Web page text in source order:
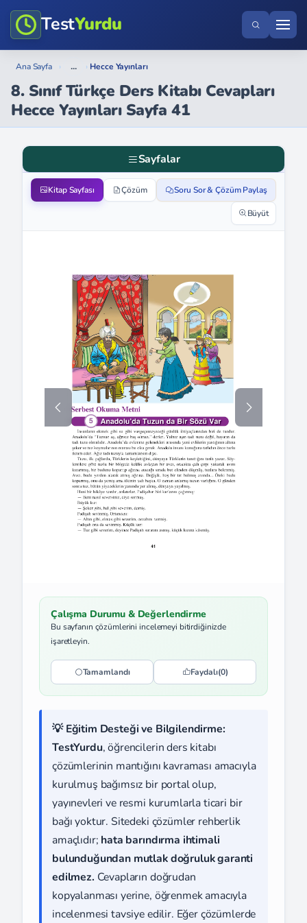
TestYurdu
Ana Sayfa › ... › Hecce Yayınları
8. Sınıf Türkçe Ders Kitabı Cevapları
Hecce Yayınları Sayfa 41
Sayfalar
Kitap Sayfası Çözüm Soru Sor & Çözüm Paylaş
Büyüt
Çalışma Durumu & Değerlendirme
Bu sayfanın çözümlerini incelemeyi bitirdiğinizde
işaretleyin.
Tamamlandı Faydalı(0)
💡 Eğitim Desteği ve Bilgilendirme:
TestYurdu, öğrencilerin ders kitabı
çözümlerinin mantığını kavraması amacıyla
kurulmuş bağımsız bir portal olup,
yayınevleri ve resmi kurumlarla ticari bir
bağı yoktur. Sitedeki çözümler rehberlik
amaçlıdır; hata barındırma ihtimali
bulunduğundan mutlak doğruluk garanti
edilmez. Cevapların doğrudan
kopyalanması yerine, öğrenmek amacıyla
incelenmesi tavsiye edilir. Eğer çözümlerde